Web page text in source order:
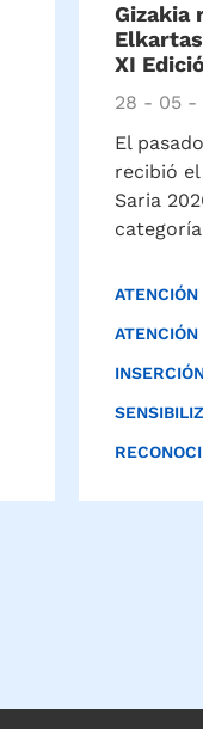
Gizakia
XI
28 - 05 -
El
recibió
Saria